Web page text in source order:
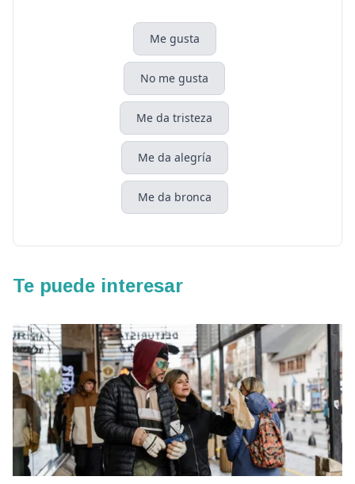
Me gusta
No me gusta
Me da tristeza
Me da alegría
Me da bronca
Te puede interesar